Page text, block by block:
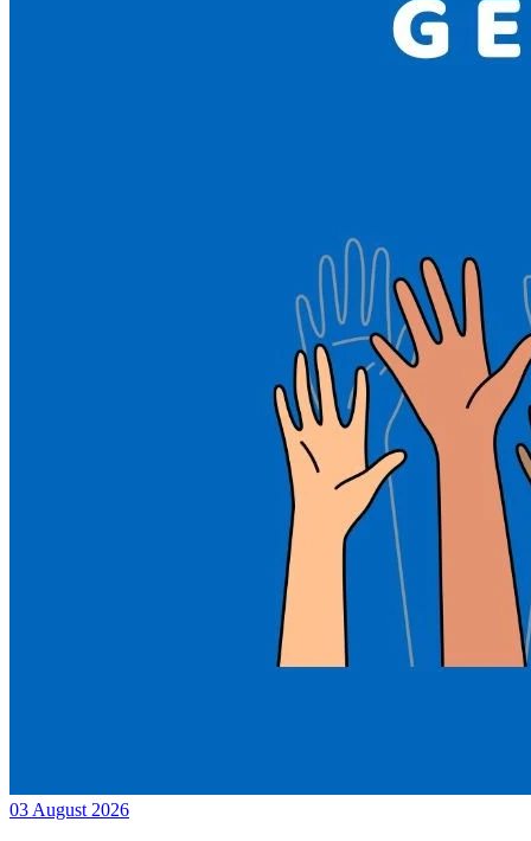
03 August 2026